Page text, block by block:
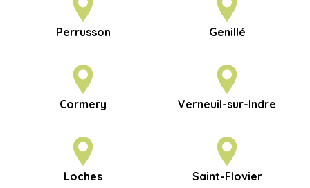
Perrusson Genillé
Cormery Verneuil-sur-Indre
Loches Saint-Flovier